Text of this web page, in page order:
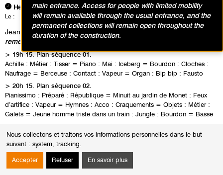
Nous collectons et traitons vos informations personnelles dans le but
suivant : system, tracking.
Accepter Refuser En savoir plus
Heures
Le : Jeudi 23 janvier 2014 de 19h15 à 21h15
Jean-Philippe Antoine & Jean-Jacques Palix,
remettez votre ouvrage
> 19h 15. Plan-séquence 01.
Achille : Métier : Tisser = Piano : Mai : Iceberg = Bourdon : Cloches :
Naufrage = Berceuse : Contact : Vapeur = Organ : Bip bip : Fausto
> 20h 15. Plan séquence 02.
Pianissimo : Préparé : République = Minuit au jardin de Monet : Feux
d’artifice : Vapeur = Hymnes : Acco : Craquements = Objets : Métier :
Galets = Jeune homme triste dans un train : Jungle : Bourdon = Basse
main entrance. Access for people with limited mobility
will remain available through the usual entrance, and the
permanent collections will remain open throughout the
duration of the construction.